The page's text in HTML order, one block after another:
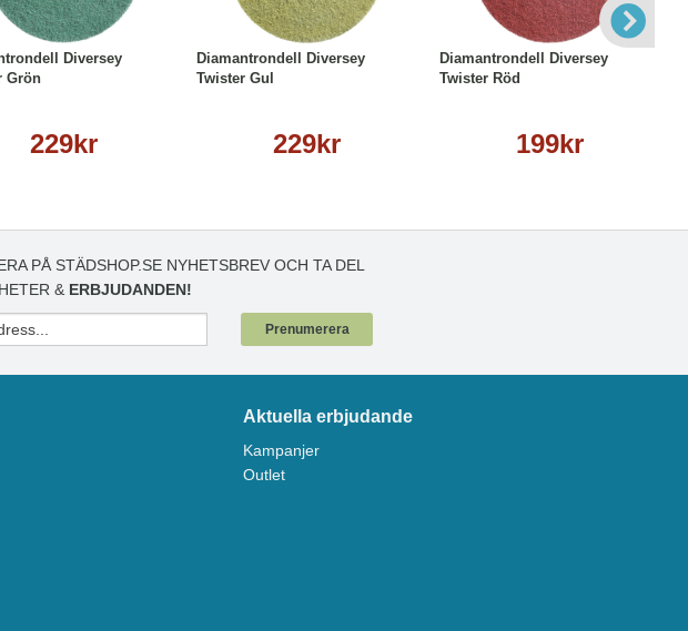
Diversey
Grön
229kr
Läs mer
Diamantrondell Diversey
Twister Gul
229kr
Läs mer
Diamantrondell Diversey
Twister Röd
199kr
Läs mer
PÅ STÄDSHOP.SE NYHETSBREV OCH TA DEL
& ERBJUDANDEN!
Prenumerera
Aktuella erbjudande
Kampanjer
Outlet